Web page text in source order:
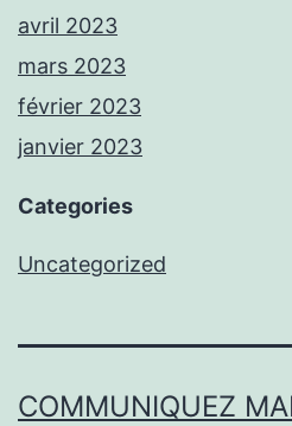
avril 2023
mars 2023
février 2023
janvier 2023
Categories
Uncategorized
COMMUNIQUEZ